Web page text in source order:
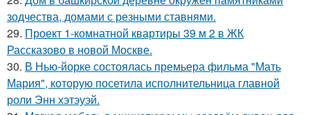
зодчества, домами с резными ставнями.
29. Проект 1-комнатной квартиры 39 м 2 в ЖК
Рассказово в новой Москве.
30. В Нью-йорке состоялась премьера фильма "Мать
Мария", которую посетила исполнительница главной
роли Энн хэтэуэй.